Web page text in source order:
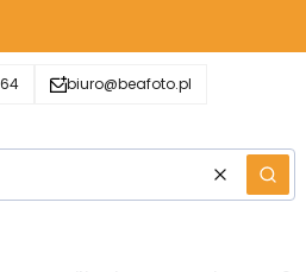
biuro@beafoto.pl
WyczyśćSzukaj